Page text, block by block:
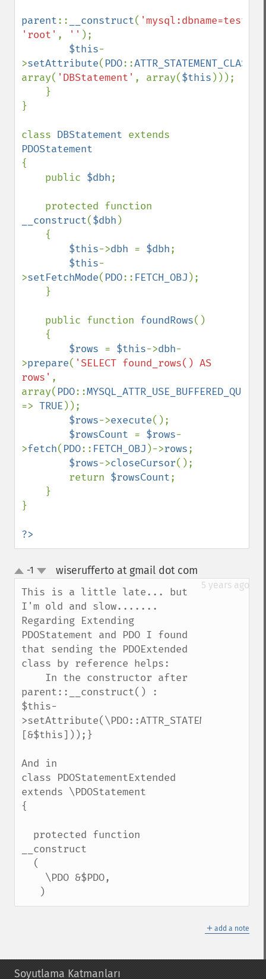
parent:: __construct(
'root' , '' );
$this-
>setAttribute( PDO::ATTR_STATEMENT_CLASS
array( 'DBStatement' , array($this )));
}
class DBStatement
{
    public
$dbh;
__construct($dbh )
$this->dbh = $dbh;
$this-
>setFetchMode( PDO:: FETCH_OBJ );
    public function
foundRows()
$rows = $this->dbh-
>prepare( 'SELECT found_rows() AS
rows' ,
array( PDO::
=> TRUE ));
$rows->execute();
$rowsCount = $rows-
>fetch( PDO:: FETCH_OBJ )->rows;
$rows->closeCursor();
        return
$rowsCount;
}
?>
up
down
-1 wiserufferto at gmail dot com
5 years ago
This is a little late... but
I'm old and slow.......
Regarding Extending
PDOStatement and PDO I found
that sending the PDOExtended
class by reference helps:
parent::__construct() :
$this-
[&$this]));}
And in
class PDOStatementExtended
extends \PDOStatement
{
__construct
   )
＋ add a note
Soyutlama Katmanları